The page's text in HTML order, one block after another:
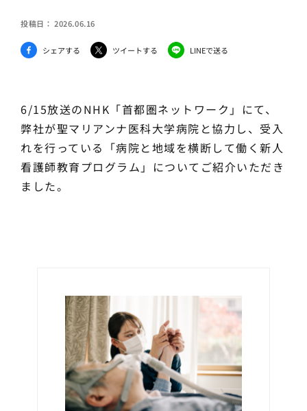
投稿日： 2026.06.16
シェアする ツイートする LINEで送る
6/15放送のNHK「首都圏ネットワーク」にて、
弊社が聖マリアンナ医科大学病院と協力し、受入
れを行っている「病院と地域を横断して働く新人
看護師教育プログラム」についてご紹介いただき
ました。